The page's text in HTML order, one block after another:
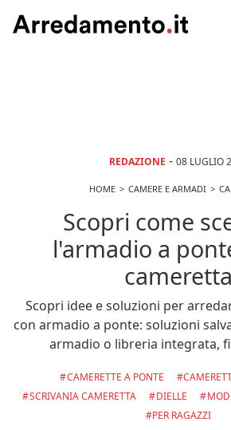
REDAZIONE - 08 LUGLIO
HOME CAMERE E ARMADI
Scopri come
l'armadio a
cameretta
Scopri idee e soluzioni per
con armadio a ponte: soluzioni
armadio o libreria integrata,
CAMERETTE A PONTE
SCRIVANIA CAMERETTA
DIELLE
PER RAGAZZI